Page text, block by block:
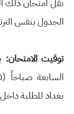
نقل امتحان ذلك
الجدول بنفس
توقيت الامتحان:
بغداد للطلبة